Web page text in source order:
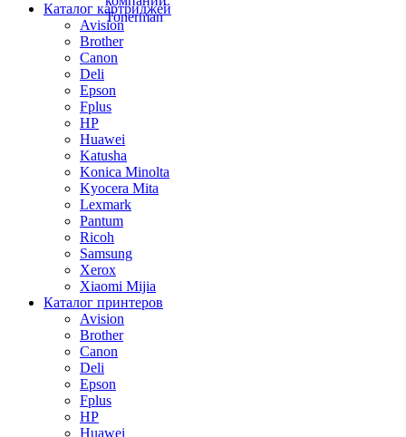
Каталог картриджей
Avision
Brother
Canon
Deli
Epson
Fplus
HP
Huawei
Katusha
Konica Minolta
Kyocera Mita
Lexmark
Pantum
Ricoh
Samsung
Xerox
Xiaomi Mijia
Каталог принтеров
Avision
Brother
Canon
Deli
Epson
Fplus
HP
Huawei